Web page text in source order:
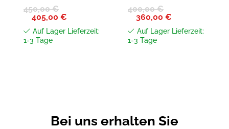
450,00€
Ursprünglicher
Preis
war:
450,00 €
405,00 €
ist:
405,00 €.
Auf Lager Lieferzeit:
1-3 Tage
400,00€
Ursprünglicher
Preis
war:
400,00 €
360,00 €
ist:
360,00 €.
Auf Lager Lieferzeit:
1-3 Tage
Bei uns erhalten Sie